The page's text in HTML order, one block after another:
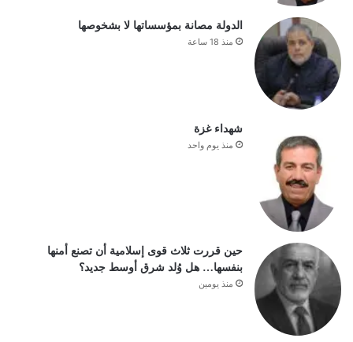
الدولة مصانة بمؤسساتها لا بشخوصها
منذ 18 ساعة
شهداء غزة
منذ يوم واحد
حين قررت ثلاث قوى إسلامية أن تصنع أمنها
بنفسها… هل وُلد شرق أوسط جديد؟
منذ يومين